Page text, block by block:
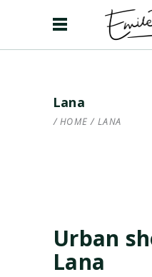
Lana
HOME / LANA
Urban
Lana